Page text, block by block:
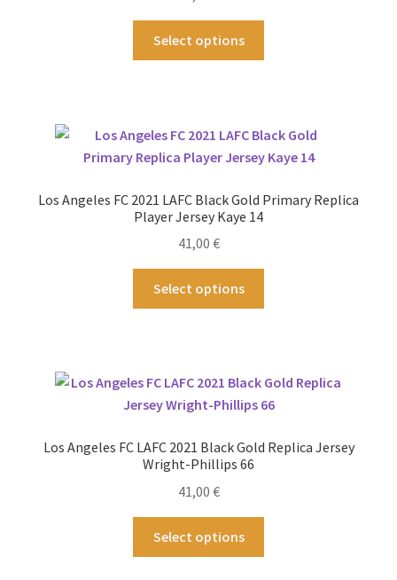
der
gewählt
Select options
auf.
Die
können
Produktseite
Los Angeles FC 2021 LAFC Black Gold Primary Replica
Player Jersey Kaye 14
41,00 €
Select options
auf.
Die
können
Produktseite
Los Angeles FC LAFC 2021 Black Gold Replica Jersey
Wright-Phillips 66
41,00 €
Select options